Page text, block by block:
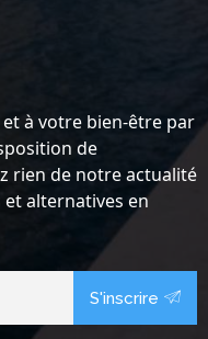
à votre bien-être par
de
rien de notre actualité
alternatives en
S'inscrire